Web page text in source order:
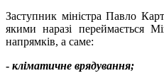
Заступник міністра Павло
якими наразі переймається
напрямків, а саме:
- кліматичне врядування;